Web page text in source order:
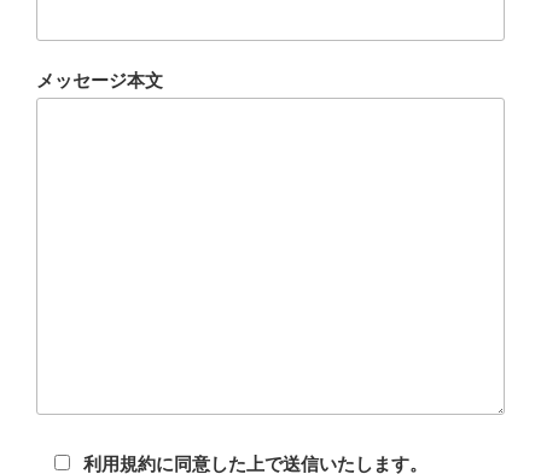
メッセージ本文
利用規約に同意した上で送信いたします。